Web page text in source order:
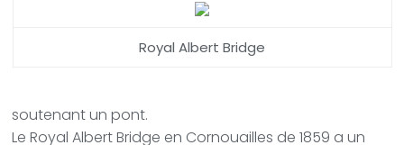
Royal Albert Bridge
soutenant un pont.
Le Royal Albert Bridge en Cornouailles de 1859 a un